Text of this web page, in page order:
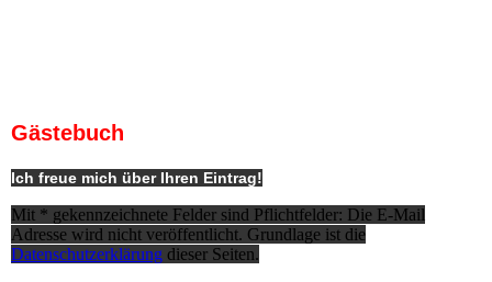
Gästebuch
Ich freue mich über Ihren Eintrag!
Mit * gekennzeichnete Felder sind Pflichtfelder: Die E-Mail
Adresse wird nicht veröffentlicht. Grundlage ist die
Datenschutzerklärung dieser Seiten.